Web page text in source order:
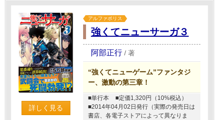
詳しく見る
アルファポリス
強くてニューサーガ３
阿部正行 / 著
“強くてニューゲーム”ファンタジ
ー、激動の第三章！
■単行本
■定価1,320円（10%税込）
■2014年04月02日発行（実際の発売日は
書店、各電子ストアによって異なりま